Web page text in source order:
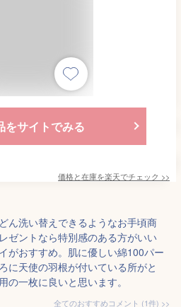
をサイトでみる
価格と在庫を楽天でチェック >>
ん洗い替えできるようなお手頃商
ゼントなら特別感のある方がいい
がおすすめ。肌に優しい綿100パー
に天使の羽根が付いている所がと
の一枚に良いと思います。
全てのおすすめコメント (1件) >